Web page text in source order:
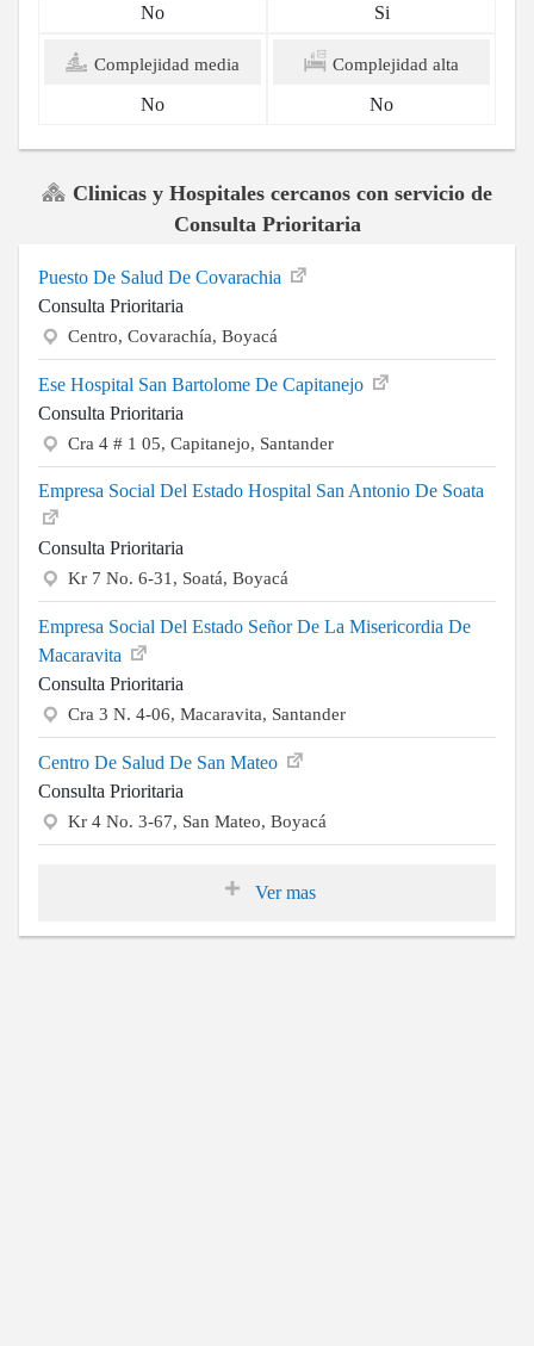
No
Si
Complejidad media
No
Complejidad alta
No
Clinicas y Hospitales cercanos con servicio de
Consulta Prioritaria
Puesto De Salud De Covarachia
Consulta Prioritaria
Centro, Covarachía, Boyacá
Ese Hospital San Bartolome De Capitanejo
Consulta Prioritaria
Cra 4 # 1 05, Capitanejo, Santander
Empresa Social Del Estado Hospital San Antonio De Soata
Consulta Prioritaria
Kr 7 No. 6-31, Soatá, Boyacá
Empresa Social Del Estado Señor De La Misericordia De
Macaravita
Consulta Prioritaria
Cra 3 N. 4-06, Macaravita, Santander
Centro De Salud De San Mateo
Consulta Prioritaria
Kr 4 No. 3-67, San Mateo, Boyacá
Ver mas